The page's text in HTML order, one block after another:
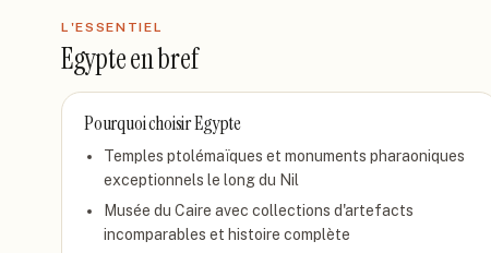
L'ESSENTIEL
Egypteen bref
Pourquoi choisirEgypte
Temples ptolémaïques et monuments pharaoniques
exceptionnels le long du Nil
Musée du Caire avec collections d'artefacts
incomparables et histoire complète